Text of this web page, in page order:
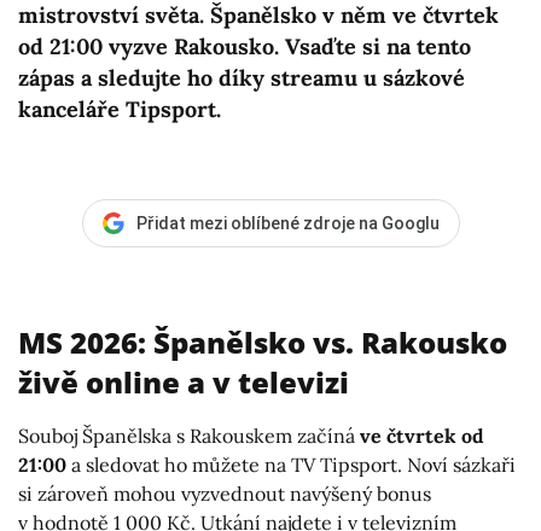
mistrovství světa. Španělsko v něm ve čtvrtek
od 21:00 vyzve Rakousko. Vsaďte si na tento
zápas a sledujte ho díky streamu u sázkové
kanceláře Tipsport.
Přidat mezi oblíbené zdroje na Googlu
MS 2026: Španělsko vs. Rakousko
živě online a v televizi
Souboj Španělska s Rakouskem začíná ve čtvrtek od
21:00 a sledovat ho můžete na TV Tipsport. Noví sázkaři
si zároveň mohou vyzvednout navýšený bonus
v hodnotě 1 000 Kč. Utkání najdete i v televizním